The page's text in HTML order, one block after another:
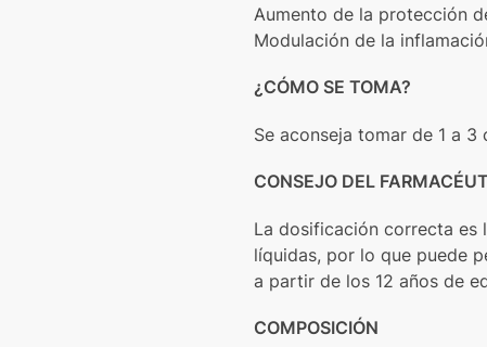
Aumento de la protección
Modulación de la
¿CÓMO SE TOMA?
Se aconseja tomar de 1 a
CONSEJO DEL
La dosificación correcta es
líquidas, por lo que puede
a partir de los 12 años de
COMPOSICIÓN